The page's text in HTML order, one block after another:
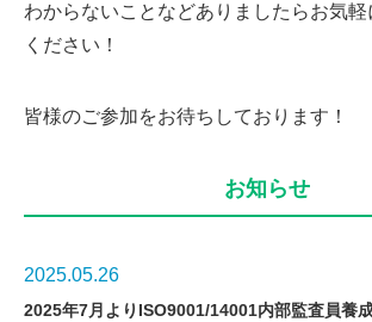
わからないことなどありましたらお気
ください！
皆様のご参加をお待ちしております！
お知らせ
2025.05.26
2025年7月よりISO9001/14001内部監査員養